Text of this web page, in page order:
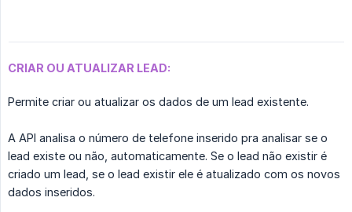
CRIAR OU ATUALIZAR LEAD:
Permite criar ou atualizar os dados de um lead existente.
A API analisa o número de telefone inserido pra analisar se o
lead existe ou não, automaticamente. Se o lead não existir é
criado um lead, se o lead existir ele é atualizado com os novos
dados inseridos.